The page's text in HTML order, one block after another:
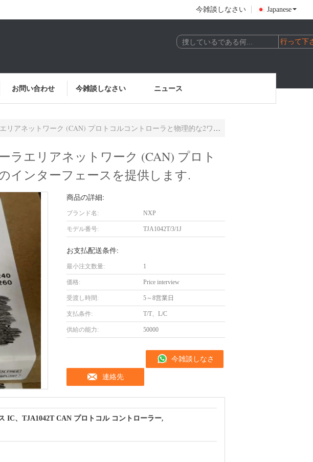
今雑談しなさい Japanese
お問い合わせ 今雑談しなさい ニュース
プロトコルコントローラと物理的な2ワイヤのCANバス間のインターフェースを提供します.
ラエリアネットワーク (CAN) プロト
インターフェースを提供します.
商品の詳細:
ブランド名: NXP
モデル番号: TJA1042T/3/1J
お支払配送条件:
最小注文数量: 1
価格: Price interview
受渡し時間: 5～8営業日
支払条件: T/T、L/C
供給の能力: 50000
連絡先
今雑談しなさ
IC、TJA1042T CAN プロトコル コントローラー,